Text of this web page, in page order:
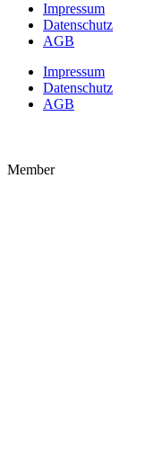
Impressum
Datenschutz
AGB
Impressum
Datenschutz
AGB
Member